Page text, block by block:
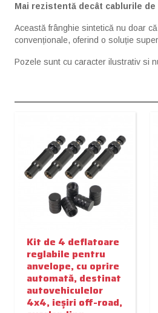
Mai rezistentă decât cablurile
Această frânghie sintetică nu doar
convenționale, oferind o soluție
Pozele sunt cu caracter ilustrativ si
Kit de 4 deflatoare
reglabile pentru
anvelope, cu oprire
automată, destinat
autovehiculelor
4x4, ieșiri off-road,